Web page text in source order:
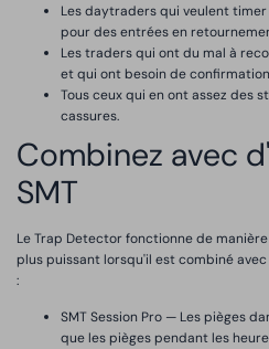
Les daytraders qui veulent
pour des entrées en
Les traders qui ont du mal à
et qui ont besoin de
Tous ceux qui en ont assez des
cassures.
Combinez avec
SMT
Le Trap Detector fonctionne de
plus puissant lorsqu'il est combiné
:
SMT Session Pro — Les pièges
que les pièges pendant les